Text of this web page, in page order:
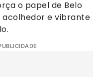
o papel de Belo
acolhedor e vibrante